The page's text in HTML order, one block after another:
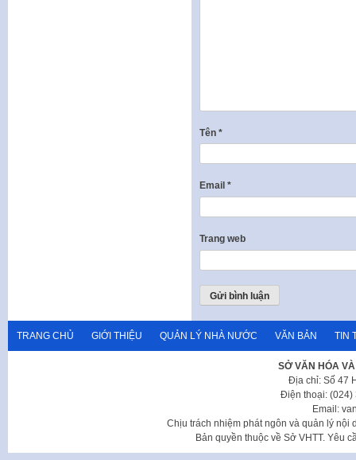
Tên *
Email *
Trang web
TRANG CHỦ GIỚI THIỆU QUẢN LÝ NHÀ NƯỚC VĂN BẢN TIN
SỞ VĂN HÓA
Địa chỉ: Số 47
Điện thoại: (024)
Email:
Chịu trách nhiệm phát ngôn và quản lý nội
Bản quyền thuộc về Sở VHTT. Yêu